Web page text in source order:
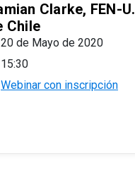
Clarke, FEN-U.
Chile
20 de Mayo de 2020
15:30
Webinar con inscripción